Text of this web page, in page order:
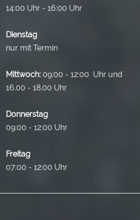
14:00 Uhr - 16:00 Uhr
Dienstag
nur mit Termin
Mittwoch: 09:00 - 12:00 Uhr und
16.00 - 18.00 Uhr
Donnerstag
09:00 - 12:00 Uhr
Freitag
07:00 - 12:00 Uhr